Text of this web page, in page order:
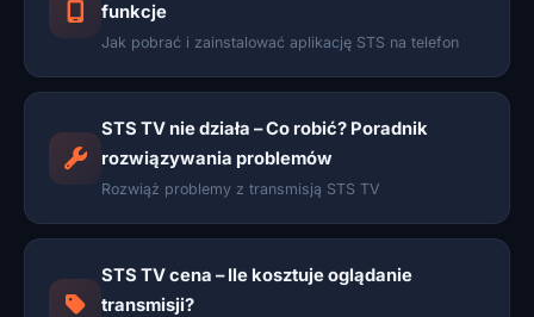
funkcje
Jak pobrać i zainstalować aplikację STS na telefon
STS TV nie działa – Co robić? Poradnik
rozwiązywania problemów
Rozwiąż problemy z transmisją STS TV
STS TV cena – Ile kosztuje oglądanie
transmisji?